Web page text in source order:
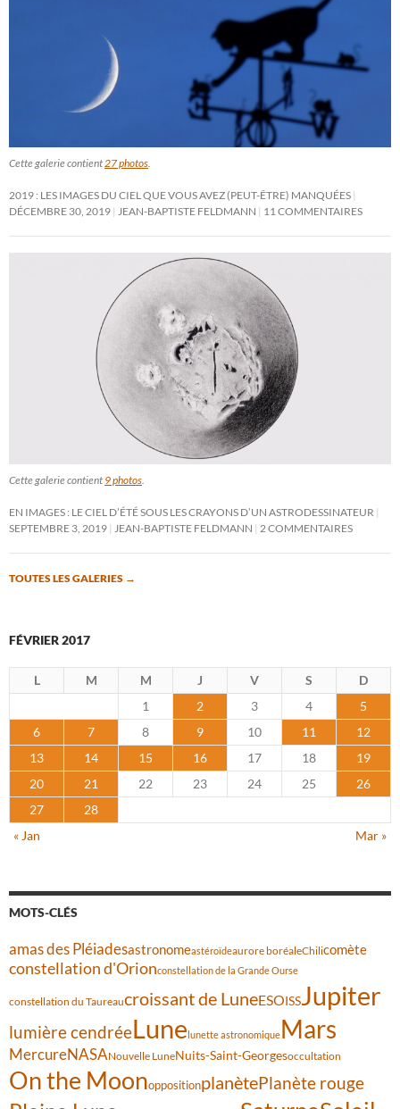
Cette galerie contient 27 photos
2019 : LES IMAGES DU CIEL QUE VOUS AVEZ (PEUT-ÊTRE) MANQUÉES
DÉCEMBRE 30, 2019
JEAN-BAPTISTE FELDMANN 11 COMMENTAIRES
Cette galerie contient 9 photos
EN IMAGES : LE CIEL D’ÉTÉ SOUS LES CRAYONS D’UN ASTRODESSINATEUR
SEPTEMBRE 3, 2019
JEAN-BAPTISTE FELDMANN 2 COMMENTAIRES
TOUTES LES GALERIES →
FÉVRIER 2017
L M M J V S
D
1
2 3 4
5
6
7 8 9 10 11
12
13
14 15 16 17 18
19
20
21 22 23 24 25
26
27
28
« Jan
Mar »
MOTS-CLÉS
amas des Pléiadesastronomeastéroïdeaurore boréaleChilicomète
constellation d'Orionconstellation de la Grande Ourse
constellation du Taureaucroissant de LuneESOISSJupiter
lumière cendréeLunelunette astronomiqueMars
MercureNASANouvelle LuneNuits-Saint-Georgesoccultation
On the MoonoppositionplanètePlanète rouge